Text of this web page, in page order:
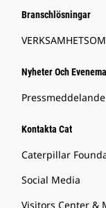
Branschlösningar
Nyheter Och
Kontakta Cat
Caterpillar
Social Media
Visitors Center &